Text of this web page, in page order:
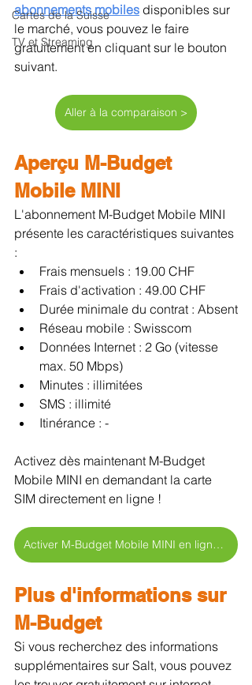
Cartes de la Suisse
TV et Streaming
abonnements mobiles disponibles sur
le marché, vous pouvez le faire
gratuitement en cliquant sur le bouton
suivant.
Aller à la comparaison >
Aperçu M-Budget
Mobile MINI
L'abonnement M-Budget Mobile MINI
présente les caractéristiques suivantes
:
Frais mensuels : 19.00 CHF
Frais d'activation : 49.00 CHF
Durée minimale du contrat : Absent
Réseau mobile : Swisscom
Données Internet : 2 Go (vitesse
max. 50 Mbps)
Minutes : illimitées
SMS : illimité
Itinérance : -
Activez dès maintenant M-Budget
Mobile MINI en demandant la carte
SIM directement en ligne !
Activer M-Budget Mobile MINI en ligne >
Plus d'informations sur
M-Budget
Si vous recherchez des informations
supplémentaires sur Salt, vous pouvez